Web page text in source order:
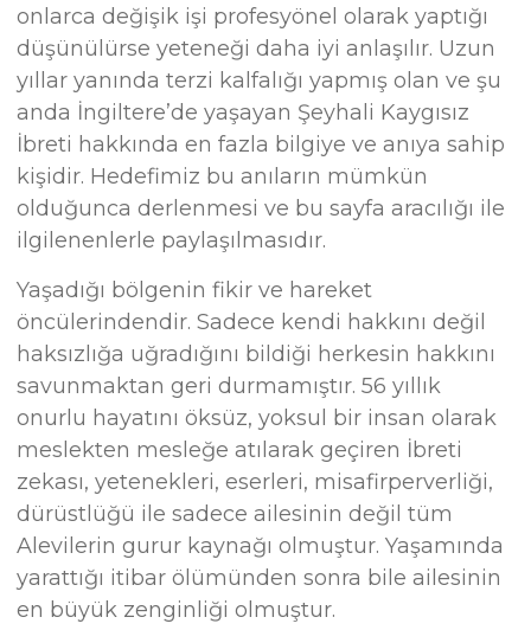
onlarca değişik işi profesyönel olarak yaptığı
düşünülürse yeteneği daha iyi anlaşılır. Uzun
yıllar yanında terzi kalfalığı yapmış olan ve şu
anda İngiltere’de yaşayan Şeyhali Kaygısız
İbreti hakkında en fazla bilgiye ve anıya sahip
kişidir. Hedefimiz bu anıların mümkün
olduğunca derlenmesi ve bu sayfa aracılığı ile
ilgilenenlerle paylaşılmasıdır.
Yaşadığı bölgenin fikir ve hareket
öncülerindendir. Sadece kendi hakkını değil
haksızlığa uğradığını bildiği herkesin hakkını
savunmaktan geri durmamıştır. 56 yıllık
onurlu hayatını öksüz, yoksul bir insan olarak
meslekten mesleğe atılarak geçiren İbreti
zekası, yetenekleri, eserleri, misafirperverliği,
dürüstlüğü ile sadece ailesinin değil tüm
Alevilerin gurur kaynağı olmuştur. Yaşamında
yarattığı itibar ölümünden sonra bile ailesinin
en büyük zenginliği olmuştur.